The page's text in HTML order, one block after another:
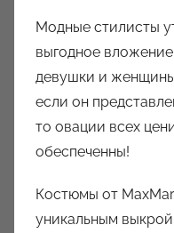
Модные стилисты
выгодное
девушки и
если он
то овации всех
обеспеченны!
Костюмы от
уникальным